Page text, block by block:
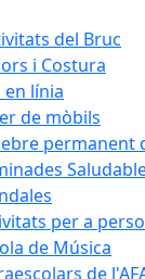
del Bruc
i Costura
en línia
de mòbils
permanent
per a
de Música
de